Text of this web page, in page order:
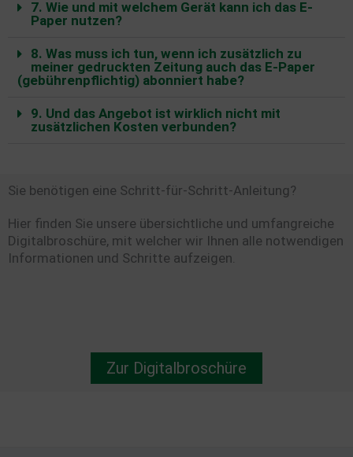
7. Wie und mit welchem Gerät kann ich das E-
Paper nutzen?
8. Was muss ich tun, wenn ich zusätzlich zu
meiner gedruckten Zeitung auch das E-Paper
(gebührenpflichtig) abonniert habe?
9. Und das Angebot ist wirklich nicht mit
zusätzlichen Kosten verbunden?
Sie benötigen eine Schritt-für-Schritt-Anleitung?
Hier finden Sie unsere übersichtliche und umfangreiche
Digitalbroschüre, mit welcher wir Ihnen alle notwendigen
Informationen und Schritte aufzeigen.
Zur Digitalbroschüre